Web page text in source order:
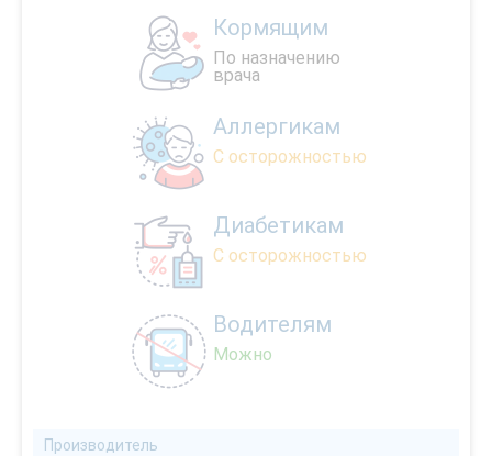
Кормящим
По назначению
врача
Аллергикам
С осторожностью
Диабетикам
С осторожностью
Водителям
Можно
Производитель